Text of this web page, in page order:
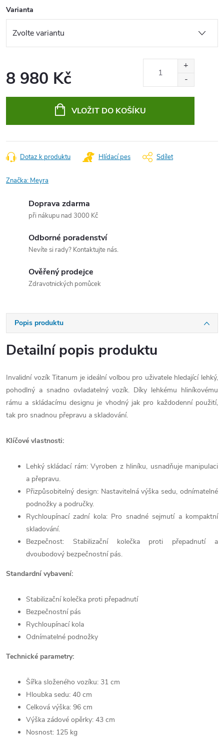
Varianta
8 980 Kč
VLOŽIT DO KOŠÍKU
Dotaz k produktu Hlídací pes Sdílet
Značka: Meyra
Doprava zdarma
při nákupu nad 3000 Kč
Odborné poradenství
Nevíte si rady? Kontaktujte nás.
Ověřený prodejce
Zdravotnických pomůcek
Popis produktu
Detailní popis produktu
Invalidní vozík Titanum je ideální volbou pro uživatele hledající lehký,
pohodlný a snadno ovladatelný vozík. Díky lehkému hliníkovému
rámu a skládacímu designu je vhodný jak pro každodenní použití,
tak pro snadnou přepravu a skladování.
Klíčové vlastnosti:
Lehký skládací rám: Vyroben z hliníku, usnadňuje manipulaci
a přepravu.
Přizpůsobitelný design: Nastavitelná výška sedu, odnímatelné
podnožky a područky.
Rychloupínací zadní kola: Pro snadné sejmutí a kompaktní
skladování.
Bezpečnost: Stabilizační kolečka proti přepadnutí a
dvoubodový bezpečnostní pás.
Standardní vybavení:
Stabilizační kolečka proti přepadnutí
Bezpečnostní pás
Rychloupínací kola
Odnímatelné podnožky
Technické parametry:
Šířka složeného vozíku: 31 cm
Hloubka sedu: 40 cm
Celková výška: 96 cm
Výška zádové opěrky: 43 cm
Nosnost: 125 kg